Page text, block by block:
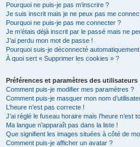
Pourquoi ne puis-je pas m’inscrire ?
Je suis inscrit mais je ne peux pas me
Pourquoi ne puis-je pas me connecter ?
Je m’étais déjà inscrit par le passé mais ne
J’ai perdu mon mot de passe !
Pourquoi suis-je déconnecté
À quoi sert « Supprimer les cookies » ?
Préférences et paramètres des utilisateurs
Comment puis-je modifier mes paramètres ?
Comment puis-je masquer mon nom
L’heure n’est pas correcte !
J’ai réglé le fuseau horaire mais l’heure n’est
Ma langue n’apparaît pas dans la liste !
Que signifient les images situées à côté de
Comment puis-je afficher un avatar ?